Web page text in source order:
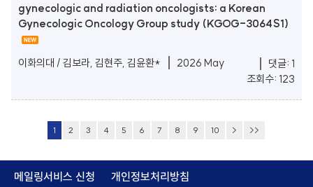
gynecologic and radiation oncologists: a Korean
Gynecologic Oncology Group study (KGOG-3064S1)
이화의대 / 김보라, 김현주, 김윤환* 2026 May
댓글: 1
조회수: 123
1 2 3 4 5 6 7 8 9 10 > >>
메일링서비스 신청
개인정보처리방침